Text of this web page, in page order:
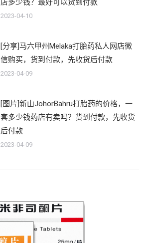
店多少钱？最好可以货到付款
2023-04-10
[分享]马六甲州Melaka打胎药私人网店微
信购买，货到付款，先收货后付款
2023-04-09
[图片]新山JohorBahru打胎药的价格，一
套多少钱药店有卖吗？货到付款，先收货
后付款
2023-04-09